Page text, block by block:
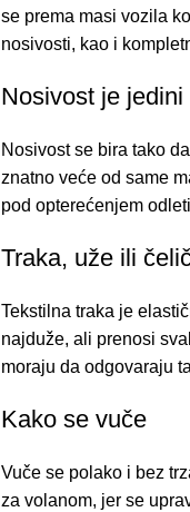
se prema masi vozila
nosivosti, kao i
Nosivost je
Nosivost se bira tako
znatno veće od same
pod opterećenjem
Traka, uže ili
Tekstilna traka je
najduže, ali prenosi
moraju da odgovaraju
Kako se vuče
Vuče se polako i bez
za volanom, jer se